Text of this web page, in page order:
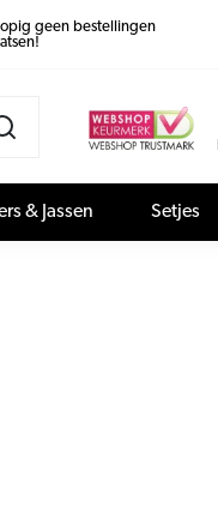
geen bestellingen
& Jassen Setjes